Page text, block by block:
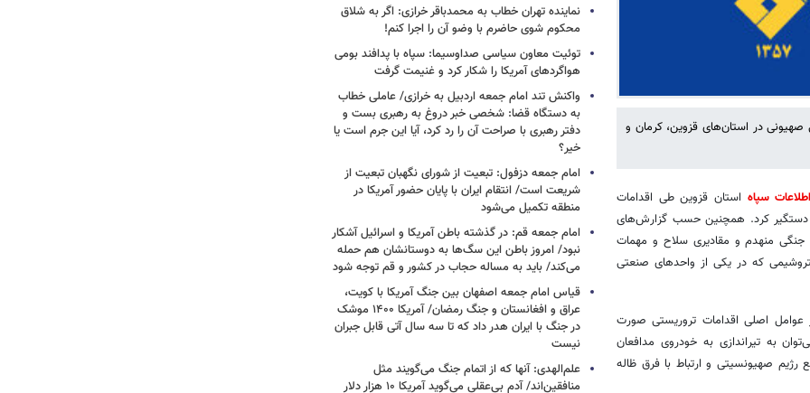
صهیونی در استان‌های قزوین، کرمان و
سپاه استان قزوین طی اقدامات
دستگیر کرد. همچنین حسب گزارش‌های
جنگی منهدم و مقادیری سلاح و مهمات
اقدام دیگری ۱۴۰۰ تن مواد اولیه پتروشیمی که در یکی از واحدهای صنعتی
سپاه استان کرمان طی سلسله عملیات‌های ضربتی ۸ تن از عوامل اصلی اقدامات تروریستی صورت
به تیراندازی به خودروی مدافعان
صهیونسیتی و ارتباط با فرق ظاله
نماینده تهران خطاب به محمدباقر خرازی: اگر به شلاق
محکوم شوی حاضرم با وضو آن را اجرا کنم!
توئیت معاون سیاسی صداوسیما: سپاه با پدافند بومی
هواگردهای آمریکا را شکار کرد و غنیمت گرفت
واکنش تند امام جمعه اردبیل به خرازی/ عاملی خطاب
به دستگاه قضا: شخصی خبر دروغ به رهبری بست و
دفتر رهبری با صراحت آن را رد کرد، آیا این جرم است یا
خیر؟
امام جمعه دزفول: تبعیت از شورای نگهبان تبعیت از
شریعت است/ انتقام ایران با پایان حضور آمریکا در
منطقه تکمیل می‌شود
امام جمعه قم: در گذشته باطن آمریکا و اسرائیل آشکار
نبود/ امروز باطن این سگ‌ها به دوستانشان هم حمله
می‌کند/ باید به مساله حجاب در کشور و قم توجه شود
قیاس امام جمعه اصفهان بین جنگ آمریکا با کویت،
عراق و افغانستان و جنگ رمضان/ آمریکا ۱۴۰۰ موشک
در جنگ با ایران هدر داد که تا سه سال آتی قابل جبران
نیست
علم‌الهدی: آنها که از اتمام جنگ می‌گویند مثل
منافقین‌اند/ آدم بی‌عقلی می‌گوید آمریکا ۱۰ هزار دلار